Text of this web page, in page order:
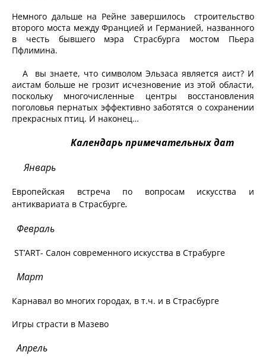
Немного дальше на Рейне завершилось строительство
второго моста между Францией и Германией, названного
в честь бывшего мэра Страсбурга мостом Пьера
Пфлимина.
А вы знаете, что символом Эльзаса является аист? И
аистам больше не грозит исчезновение из этой области,
поскольку многочисленные центры восстановления
поголовья пернатых эффективно заботятся о сохранении
прекрасных птиц. И наконец…
Календарь примечательных дат
Январь
Европейская встреча по вопросам искусства и
антиквариата в Страсбурге.
Февраль
ST’ART- Салон современного искусства в Страбурге
Март
Карнавал во многих городах, в т.ч. и в Страсбурге
Игры страсти в Мазево
Апрель